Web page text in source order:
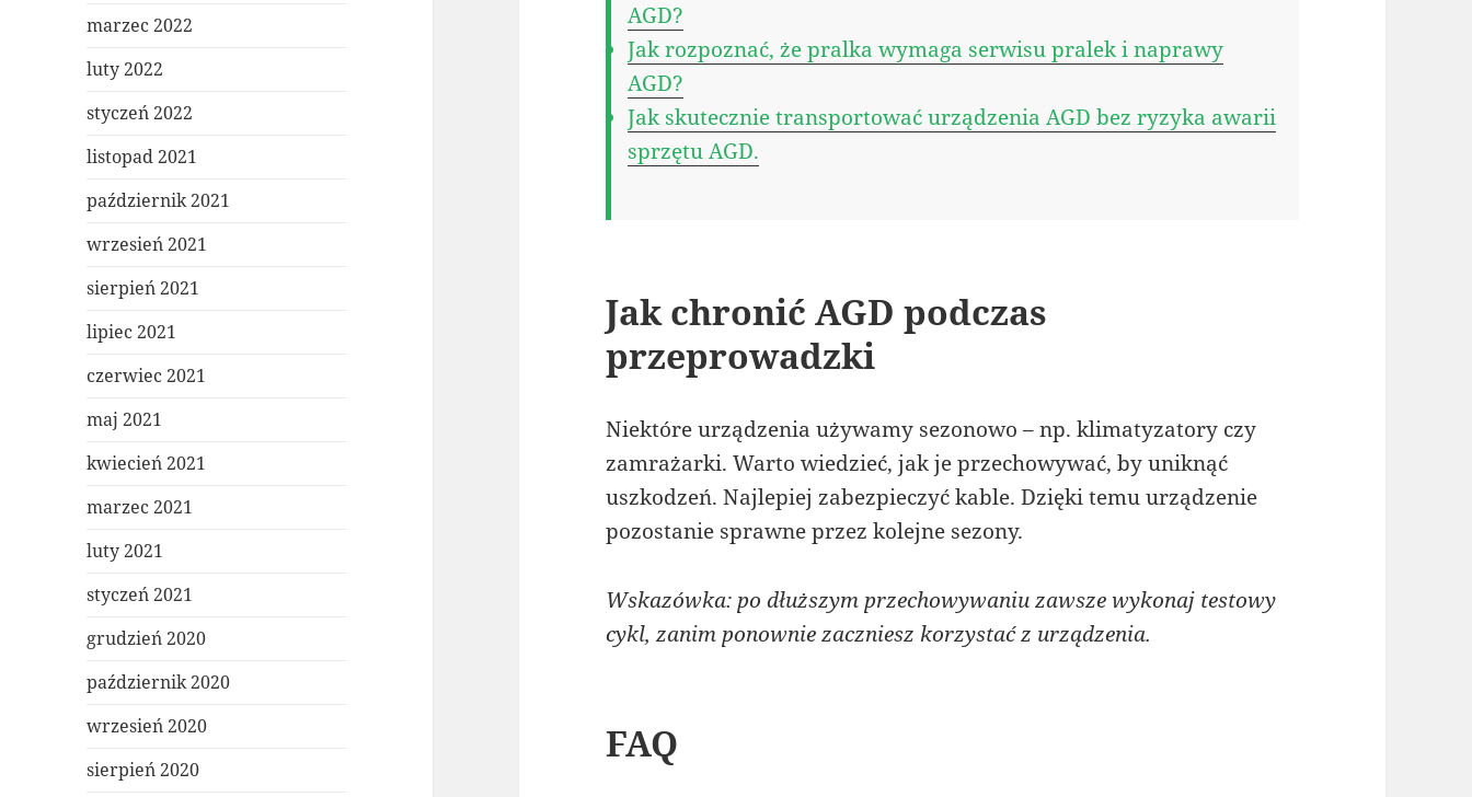
marzec 2022
luty 2022
styczeń 2022
listopad 2021
październik 2021
wrzesień 2021
sierpień 2021
lipiec 2021
czerwiec 2021
maj 2021
kwiecień 2021
marzec 2021
luty 2021
styczeń 2021
grudzień 2020
październik 2020
wrzesień 2020
sierpień 2020
AGD?
Jak rozpoznać, że pralka wymaga serwisu pralek i naprawy
AGD?
Jak skutecznie transportować urządzenia AGD bez ryzyka awarii
sprzętu AGD.
Jak chronić AGD podczas
przeprowadzki
Niektóre urządzenia używamy sezonowo – np. klimatyzatory czy
zamrażarki. Warto wiedzieć, jak je przechowywać, by uniknąć
uszkodzeń. Najlepiej zabezpieczyć kable. Dzięki temu urządzenie
pozostanie sprawne przez kolejne sezony.
Wskazówka: po dłuższym przechowywaniu zawsze wykonaj testowy
cykl, zanim ponownie zaczniesz korzystać z urządzenia.
FAQ